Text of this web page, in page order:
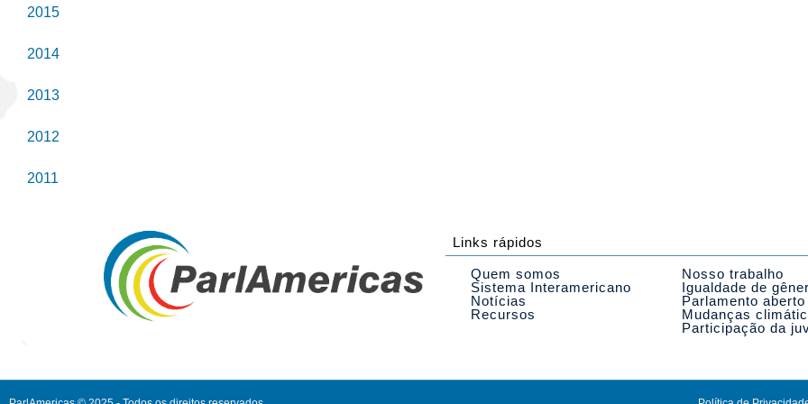
2015
2014
2013
2012
2011
Links rápidos
Quem somos
Sistema Interamericano
Notícias
Recursos
Nosso trabalho
Igualdade de
Parlamento aberto
Mudanças
Participação da